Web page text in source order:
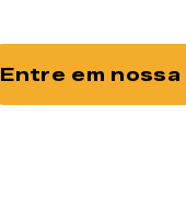
Entre em nossa